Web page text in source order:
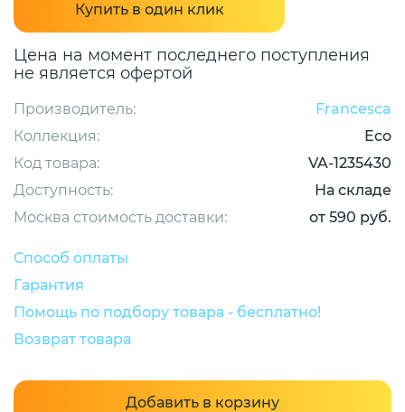
Купить в один клик
Цена на момент последнего поступления
не является офертой
Производитель:
Francesca
Коллекция:
Eco
Код товара:
VA-1235430
Доступность:
На складе
Москва стоимость доставки:
от 590 руб.
Способ оплаты
Гарантия
Помощь по подбору товара - бесплатно!
Возврат товара
Добавить в корзину